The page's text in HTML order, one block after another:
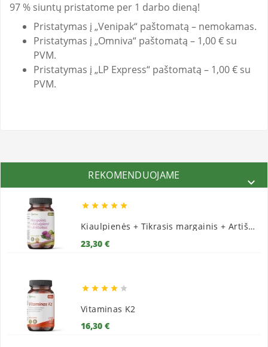
97 % siuntų pristatome per 1 darbo dieną!
Pristatymas į „Venipak“ paštomatą – nemokamas.
Pristatymas į „Omniva“ paštomatą – 1,00 € su
PVM.
Pristatymas į „LP Express“ paštomatą – 1,00 € su
PVM.
REKOMENDUOJAME

    
Kiaulpienės + Tikrasis margainis + Artišokai
23,30 €Kaina
    
Vitaminas K2
16,30 €Kaina